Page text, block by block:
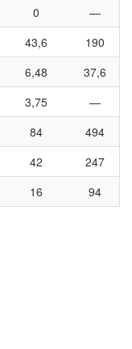
0
—
43,6
190
6,48
37,6
3,75
—
84
494
42
247
16 94